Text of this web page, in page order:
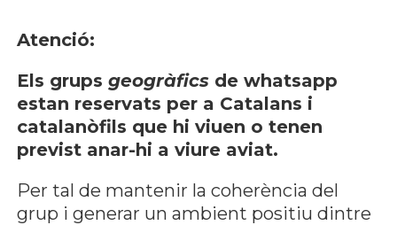
Atenció:
Els grups geogràficsde whatsapp
estan reservats per a Catalans i
catalanòfils que hi viuen o tenen
previst anar-hi a viure aviat.
Per tal de mantenir la coherència del
grup i generar un ambient positiu dintre